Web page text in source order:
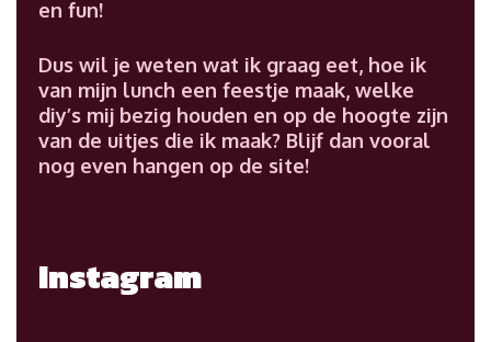
en fun!
Dus wil je weten wat ik graag eet, hoe ik
van mijn lunch een feestje maak, welke
diy’s mij bezig houden en op de hoogte zijn
van de uitjes die ik maak? Blijf dan vooral
nog even hangen op de site!
Instagram